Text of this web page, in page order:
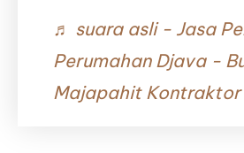
♬ suara asli - Jasa
Perumahan Djava -
Majapahit Kontraktor